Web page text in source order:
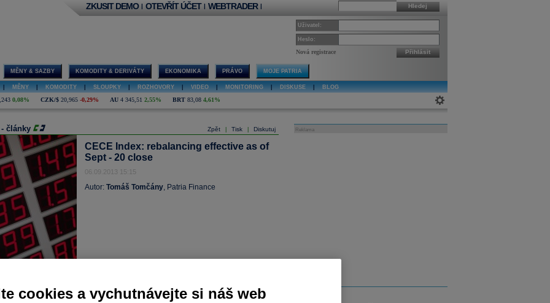
Hledej
ZKUSIT DEMO | OTEVŘÍT ÚČET | WEBTRADER |
Uživatel:
Heslo:
Nová registrace Přihlásit
MĚNY & SAZBY KOMODITY & DERIVÁTY EKONOMIKA PRÁVO MOJE PATRIA
MĚNY KOMODITY SLOUPKY ROZHOVORY VIDEO MONITORING DISKUSE BLOG
0,08% CZK/$ 20,965 -0,29% AU 4 345,51 2,55% BRT 83,08 4,61%
Zpět Tisk Diskutuj
- články
CECE Index: rebalancing effective as of
Sept - 20 close
06.09.2013 15:15
Autor: Tomáš Tomčány, Patria Finance
Reklama
cookies a vychutnávejte si náš web